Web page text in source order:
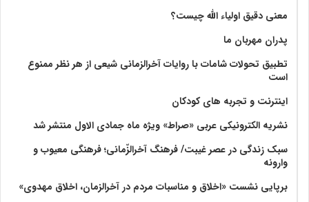
معنی دقیق اولیاء الله چیست؟
پدران مهربان ما
تطبیق تحولات شامات با روایات آخرالزمانی شیعی از هر نظر ممنوع
است
اینترنت و تجربه های کودکان
نشریه الکترونیکی عربی «صراط» ویژه ماه جمادی الاول منتشر شد
سبک زندگی در عصر غیبت/ فرهنگ آخرالزّمانی؛ فرهنگی معیوب و
وارونه
برپایی نشست «اخلاق و مناسبات مردم در آخرالزمان، اخلاق مهدوی»